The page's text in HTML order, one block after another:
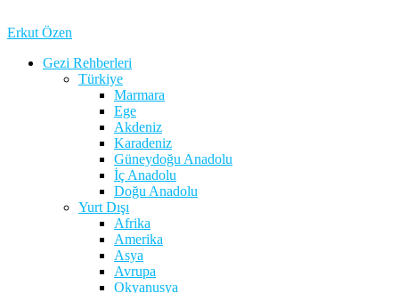
Erkut Özen
Gezi Rehberleri
Türkiye
Marmara
Ege
Akdeniz
Karadeniz
Güneydoğu Anadolu
İç Anadolu
Doğu Anadolu
Yurt Dışı
Afrika
Amerika
Asya
Avrupa
Okyanusya